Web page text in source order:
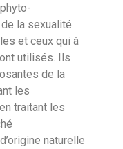
la sexualité
et ceux qui à
utilisés. Ils
de la
les
traitant les
naturelle